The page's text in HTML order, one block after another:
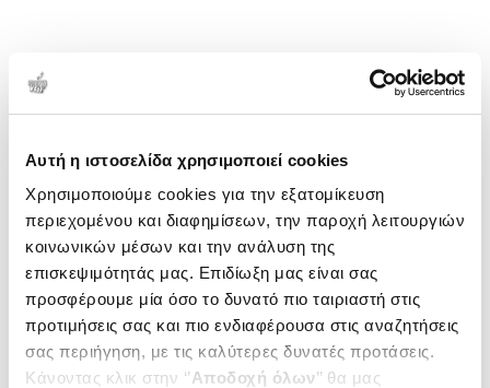
Αυτή η ιστοσελίδα χρησιμοποιεί cookies
Χρησιμοποιούμε cookies για την εξατομίκευση
περιεχομένου και διαφημίσεων, την παροχή λειτουργιών
κοινωνικών μέσων και την ανάλυση της
επισκεψιμότητάς μας. Επιδίωξη μας είναι σας
προσφέρουμε μία όσο το δυνατό πιο ταιριαστή στις
προτιμήσεις σας και πιο ενδιαφέρουσα στις αναζητήσεις
σας περιήγηση, με τις καλύτερες δυνατές προτάσεις.
Κάνοντας κλικ στην ‘’Αποδοχή όλων’’ θα μας